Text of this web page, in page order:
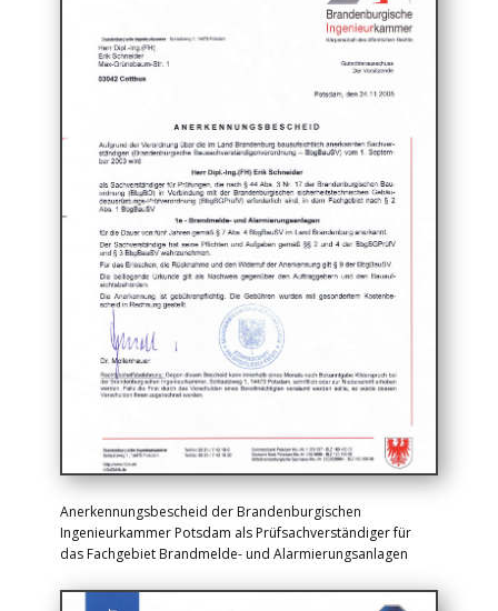
Anerkennungsbescheid der Brandenburgischen
Ingenieurkammer Potsdam als Prüfsachverständiger für
das Fachgebiet Brandmelde- und Alarmierungsanlagen